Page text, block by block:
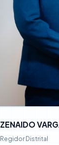
ZENAIDO
Regidor Distrital